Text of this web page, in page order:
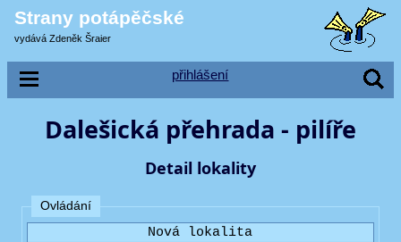
Strany potápěčské
vydává Zdeněk Šraier
přihlášení
Dalešická přehrada - pilíře
Detail lokality
Ovládání